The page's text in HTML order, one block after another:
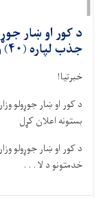
د کور او ښار
جذب لپاره (۴۰) ولایتي بستونه اعلان کړل
خبرتیا!
د کور او ښار جوړولو
بستونه اعلان کړل
د کور او ښار جوړولو
خدمتونو د لا . . .